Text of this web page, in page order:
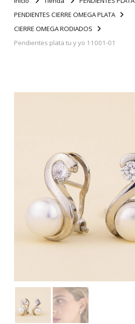
PENDIENTES CIERRE OMEGA PLATA
CIERRE OMEGA RODIADOS
Pendientes plata tu y yo 11001-01